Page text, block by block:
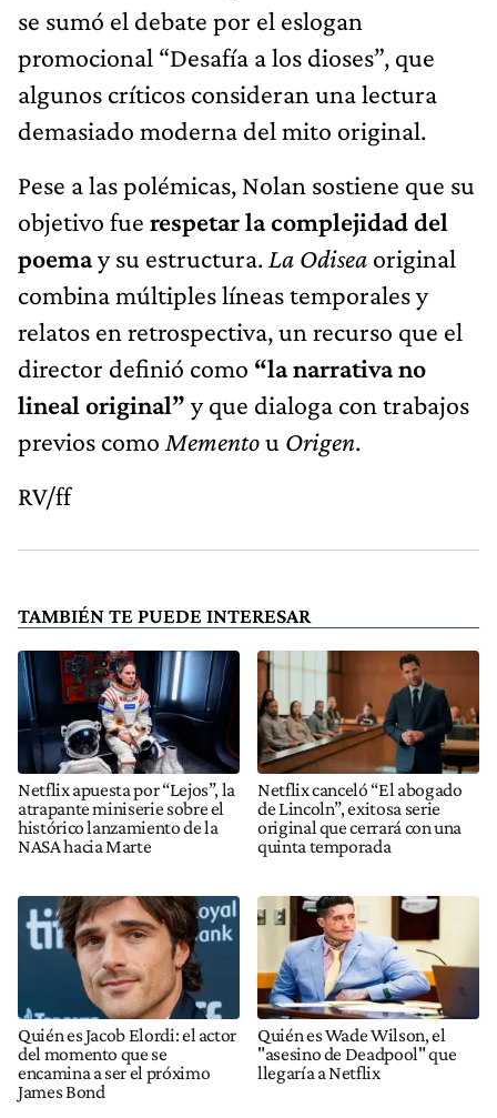
se sumó el debate por el eslogan
promocional “Desafía a los dioses”, que
algunos críticos consideran una lectura
demasiado moderna del mito original.
Pese a las polémicas, Nolan sostiene que su
objetivo fue respetar la complejidad del
poemay su estructura. La Odisea original
combina múltiples líneas temporales y
relatos en retrospectiva, un recurso que el
director definió como “la narrativa no
lineal original” y que dialoga con trabajos
previos como Mementou Origen.
RV/ff
TAMBIÉN TE PUEDE INTERESAR
Netflix apuesta por “Lejos”, la
atrapante miniserie sobre el
histórico lanzamiento de la
NASA hacia Marte
Netflix canceló “El abogado
de Lincoln”, exitosa serie
original que cerrará con una
quinta temporada
Quién es Jacob Elordi: el actor
del momento que se
encamina a ser el próximo
James Bond
Quién es Wade Wilson, el
"asesino de Deadpool" que
llegaría a Netflix